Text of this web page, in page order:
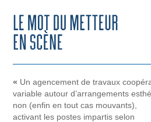
« Un agencement de travaux
variable autour d’arrangements
non (enfin en tout cas mouvants),
activant les postes impartis selon